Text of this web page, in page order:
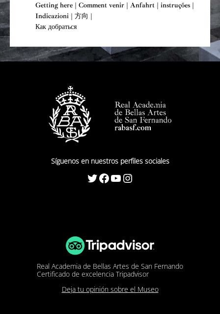
Getting here | Comment venir | Anfahrt | instruções |
Indicazioni | 方向 |
Как добраться
Síguenos en nuestros perfiles sociales
Twitter Facebook YouTube Instagram
Real Academia de Bellas Artes de San Fernando
Certificado de excelencia Tripadvisor
Deja tu opinión sobre el Museo